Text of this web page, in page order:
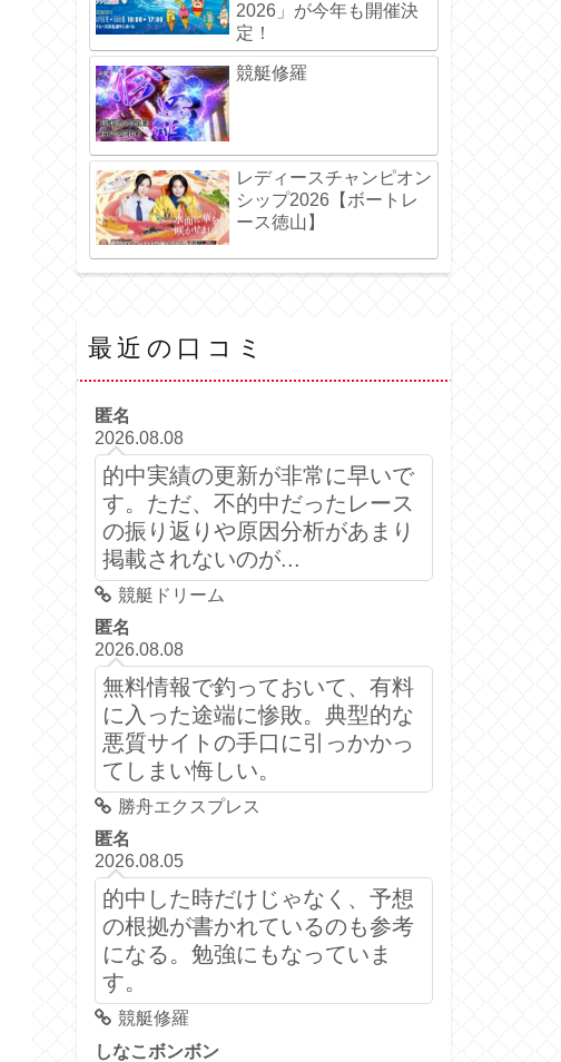
2026」が今年も開催決
定！
競艇修羅
レディースチャンピオン
シップ2026【ボートレ
ース徳山】
最近の口コミ
匿名
2026.08.08
的中実績の更新が非常に早いで
す。ただ、不的中だったレース
の振り返りや原因分析があまり
掲載されないのが...
競艇ドリーム
匿名
2026.08.08
無料情報で釣っておいて、有料
に入った途端に惨敗。典型的な
悪質サイトの手口に引っかかっ
てしまい悔しい。
勝舟エクスプレス
匿名
2026.08.05
的中した時だけじゃなく、予想
の根拠が書かれているのも参考
になる。勉強にもなっていま
す。
競艇修羅
しなこボンボン